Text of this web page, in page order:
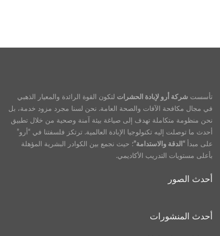
تأسست شركة أرو لإبادة الحشرات لتكون القوة الرائدة والمعيار الذهبي
في مجال مكافحة الآفات والصحة العامة. نحن لسنا مجرد مزود خدمة، بل
نحن منظومة متكاملة تهدف إلى صياغة بيئة آمنة وصحية من خلال تطبيق
أحدث ما توصلت إليه تكنولوجيا الإبادة العالمية. ترتكز فلسفتنا في “أرو”
على مبدأ “الدقة والاستدامة”؛ حيث نجمع بين الكوادر البشرية المؤهلة
بأعلى مستويات التدريب الأكاديمي.
أحدث الصور
أحدث المنشورات